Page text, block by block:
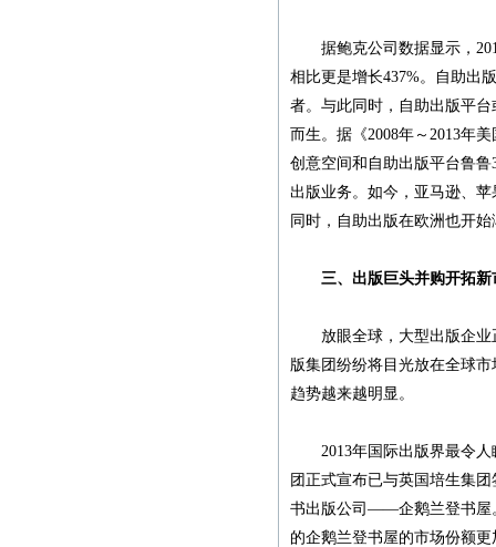
据鲍克公司数据显示，
相比更是增长437%。自助出
者。与此同时，自助出版平
而生。据《2008年～2013年
创意空间和自助出版平台鲁
出版业务。如今，亚马逊、
同时，自助出版在欧洲也开
三、出版巨头并购开拓新
放眼全球，大型出版企业
版集团纷纷将目光放在全球
趋势越来越明显。
2013年国际出版界最令人
团正式宣布已与英国培生集
书出版公司——企鹅兰登书屋
的企鹅兰登书屋的市场份额